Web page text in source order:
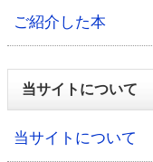
ご紹介した本
当サイトについて
当サイトについて